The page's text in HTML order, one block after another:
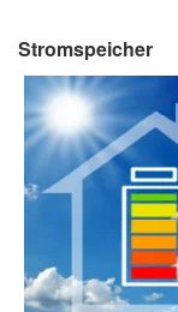
Stromspeicher